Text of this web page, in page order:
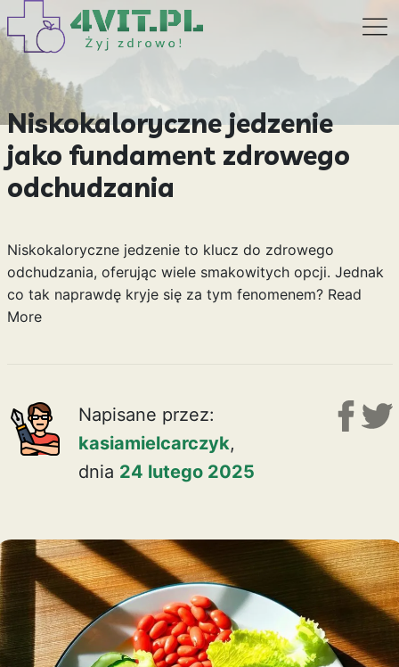
Niskokaloryczne jedzenie
jako fundament zdrowego
odchudzania
Niskokaloryczne jedzenie to klucz do zdrowego
odchudzania, oferując wiele smakowitych opcji. Jednak
co tak naprawdę kryje się za tym fenomenem? Read
More
Napisane przez:
kasiamielcarczyk,
dnia 24 lutego 2025